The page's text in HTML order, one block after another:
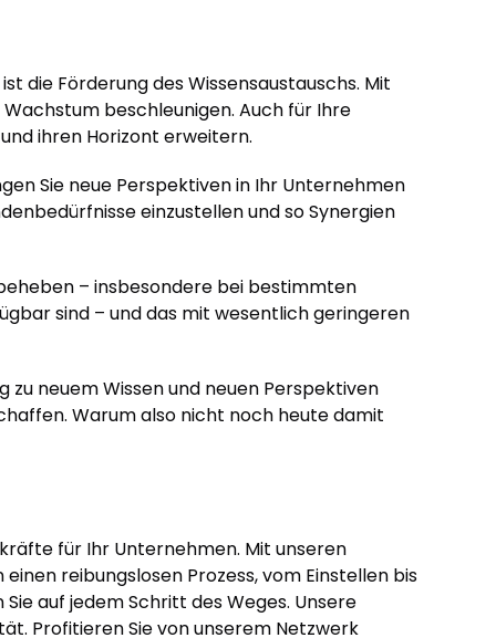
die Förderung des Wissensaustauschs. Mit
beschleunigen. Auch für Ihre
ihren Horizont erweitern.
Sie neue Perspektiven in Ihr Unternehmen
einzustellen und so Synergien
– insbesondere bei bestimmten
sind – und das mit wesentlich geringeren
zu neuem Wissen und neuen Perspektiven
Warum also nicht noch heute damit
für Ihr Unternehmen. Mit unseren
reibungslosen Prozess, vom Einstellen bis
auf jedem Schritt des Weges. Unsere
Profitieren Sie von unserem Netzwerk